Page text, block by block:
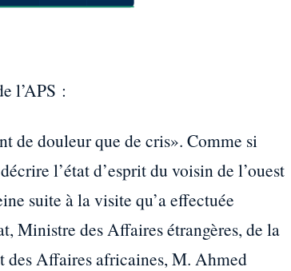
l’APS :
de douleur que de cris». Comme si
l’état d’esprit du voisin de l’ouest
suite à la visite qu’a effectuée
Ministre des Affaires étrangères, de la
des Affaires africaines, M. Ahmed